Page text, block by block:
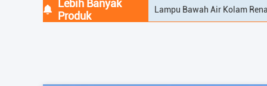
Lebih Banyak
Produk
Lampu kolam renang